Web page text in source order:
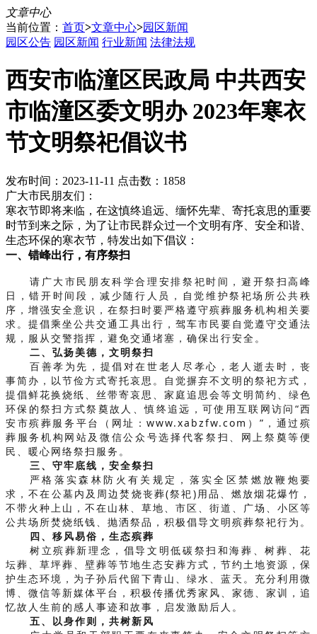
文章中心
当前位置： 首页>文章中心>园区新闻
园区公告 园区新闻 行业新闻 法律法规
西安市临潼区民政局 中共西安
市临潼区委文明办 2023年寒衣
节文明祭祀倡议书
发布时间：2023-11-11 点击数：1858
广大市民朋友们：
寒衣节即将来临，在这慎终追远、缅怀先辈、寄托哀思的重要
时节到来之际，为了让市民群众过一个文明有序、安全和谐、
生态环保的寒衣节，特发出如下倡议：
一、错峰出行，有序祭扫
请广大市民朋友科学合理安排祭祀时间，避开祭扫高峰
日，错开时间段，减少随行人员，自觉维护祭祀场所公共秩
序，增强安全意识，在祭扫时要严格遵守殡葬服务机构相关要
求。提倡乘坐公共交通工具出行，驾车市民要自觉遵守交通法
规，服从交警指挥，避免交通堵塞，确保出行安全。
二、弘扬美德，文明祭扫
百善孝为先，提倡对在世老人尽孝心，老人逝去时，丧
事简办，以节俭方式寄托哀思。自觉摒弃不文明的祭祀方式，
提倡鲜花换烧纸、丝带寄哀思、家庭追思会等文明简约、绿色
环保的祭扫方式祭奠故人、慎终追远，可使用互联网访问“西
安市殡葬服务平台（网址：www.xabzfw.com）”，通过殡
葬服务机构网站及微信公众号选择代客祭扫、网上祭奠等便
民、暖心网络祭扫服务。
三、守牢底线，安全祭扫
严格落实森林防火有关规定，落实全区禁燃放鞭炮要
求，不在公墓内及周边焚烧丧葬(祭祀)用品、燃放烟花爆竹，
不带火种上山，不在山林、草地、市区、街道、广场、小区等
公共场所焚烧纸钱、抛洒祭品，积极倡导文明殡葬祭祀行为。
四、移风易俗，生态殡葬
树立殡葬新理念，倡导文明低碳祭扫和海葬、树葬、花
坛葬、草坪葬、壁葬等节地生态安葬方式，节约土地资源，保
护生态环境，为子孙后代留下青山、绿水、蓝天。充分利用微
博、微信等新媒体平台，积极传播优秀家风、家德、家训，追
忆故人生前的感人事迹和故事，启发激励后人。
五、以身作则，共树新风